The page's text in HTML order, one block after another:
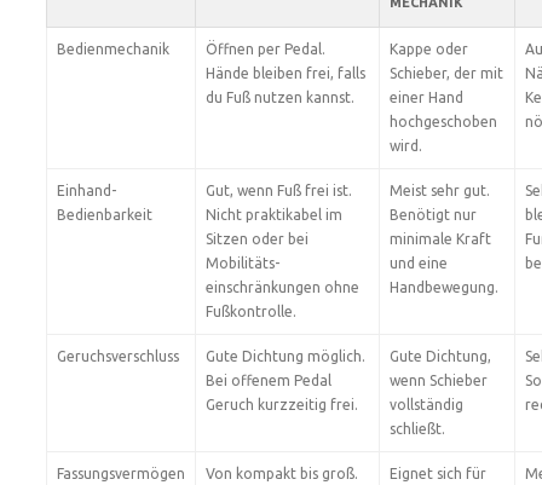
Bedienmechanik
Öffnen per Pedal.
Hände bleiben frei, falls
du Fuß nutzen kannst.
Kappe oder
Schieber, der mit
einer Hand
hochgeschoben
wird.
Einhand-
Bedienbarkeit
Gut, wenn Fuß frei ist.
Nicht praktikabel im
Sitzen oder bei
Mobilitäts­
einschränkungen ohne
Fußkontrolle.
Meist sehr gut.
Benötigt nur
minimale Kraft
und eine
Handbewegung.
Geruchsverschluss
Gute Dichtung möglich.
Bei offenem Pedal
Geruch kurzzeitig frei.
Gute Dichtung,
wenn Schieber
vollständig
schließt.
Fassungsvermögen
Von kompakt bis groß.
Eignet sich für